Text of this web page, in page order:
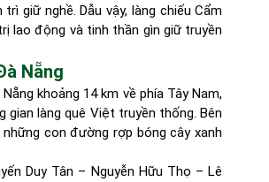
giữ nghề. Dẫu vậy, làng chiếu Cẩm
lao động và tinh thần gìn giữ truyền
Nẵng
khoảng 14 km về phía Tây Nam,
gian làng quê Việt truyền thống. Bên
con đường rợp bóng cây xanh
Duy Tân – Nguyễn Hữu Thọ – Lê